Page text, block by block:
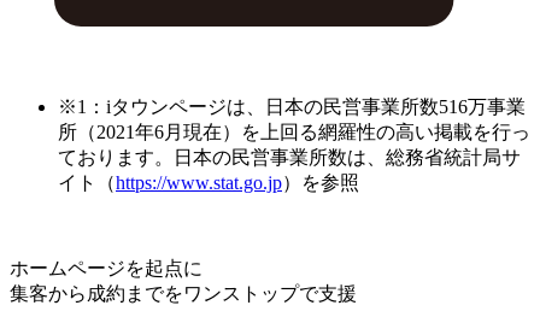
※1：iタウンページは、日本の民営事業所数516万事業
所（2021年6月現在）を上回る網羅性の高い掲載を行っ
ております。日本の民営事業所数は、総務省統計局サ
イト（https://www.stat.go.jp）を参照
ホームページを起点に
集客から成約までをワンストップで支援